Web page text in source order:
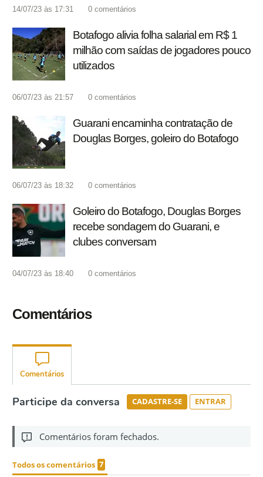
14/07/23 às 17:31 0 comentários
Botafogo alivia folha salarial em R$ 1
milhão com saídas de jogadores pouco
utilizados
06/07/23 às 21:57 0 comentários
Guarani encaminha contratação de
Douglas Borges, goleiro do Botafogo
06/07/23 às 18:32 0 comentários
Goleiro do Botafogo, Douglas Borges
recebe sondagem do Guarani, e
clubes conversam
04/07/23 às 18:40 0 comentários
Comentários